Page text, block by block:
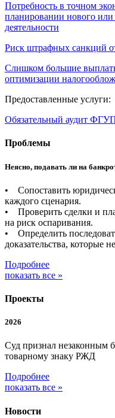
Потребность в точном
планировании нового
деятельности
Риск штрафных санкций
Слишком большие
оптимизации
Предоставленные услуги:
Обязательный аудит
Проблемы
Неясно, подавать ли на
• Сопоставить
каждого сценария.
• Проверить сделки и
на риск оспаривания.
• Определить
доказательства, которые
Подробнее
показать все »
Проекты
2026
Суд признал незаконным
товарному знаку РЖД
Подробнее
показать все »
Новости